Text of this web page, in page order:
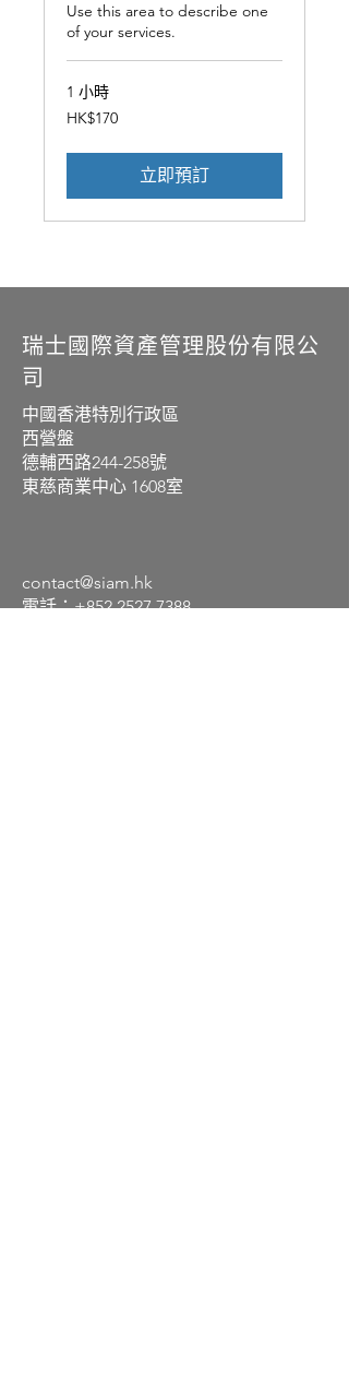
Use this area to describe one
of your services.
1 小時
170
港
HK$170
立即預訂
瑞士 國際資產管理股份有限公
司
中國香港特別行政區
西營盤
德輔西路244-258號
東慈商業中心 1608室
contact@siam.hk
電話：+8522527 7388